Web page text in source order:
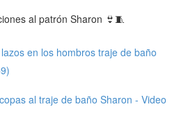
al patrón Sharon 👙🧵
en los hombros traje de baño
al traje de baño Sharon - Video